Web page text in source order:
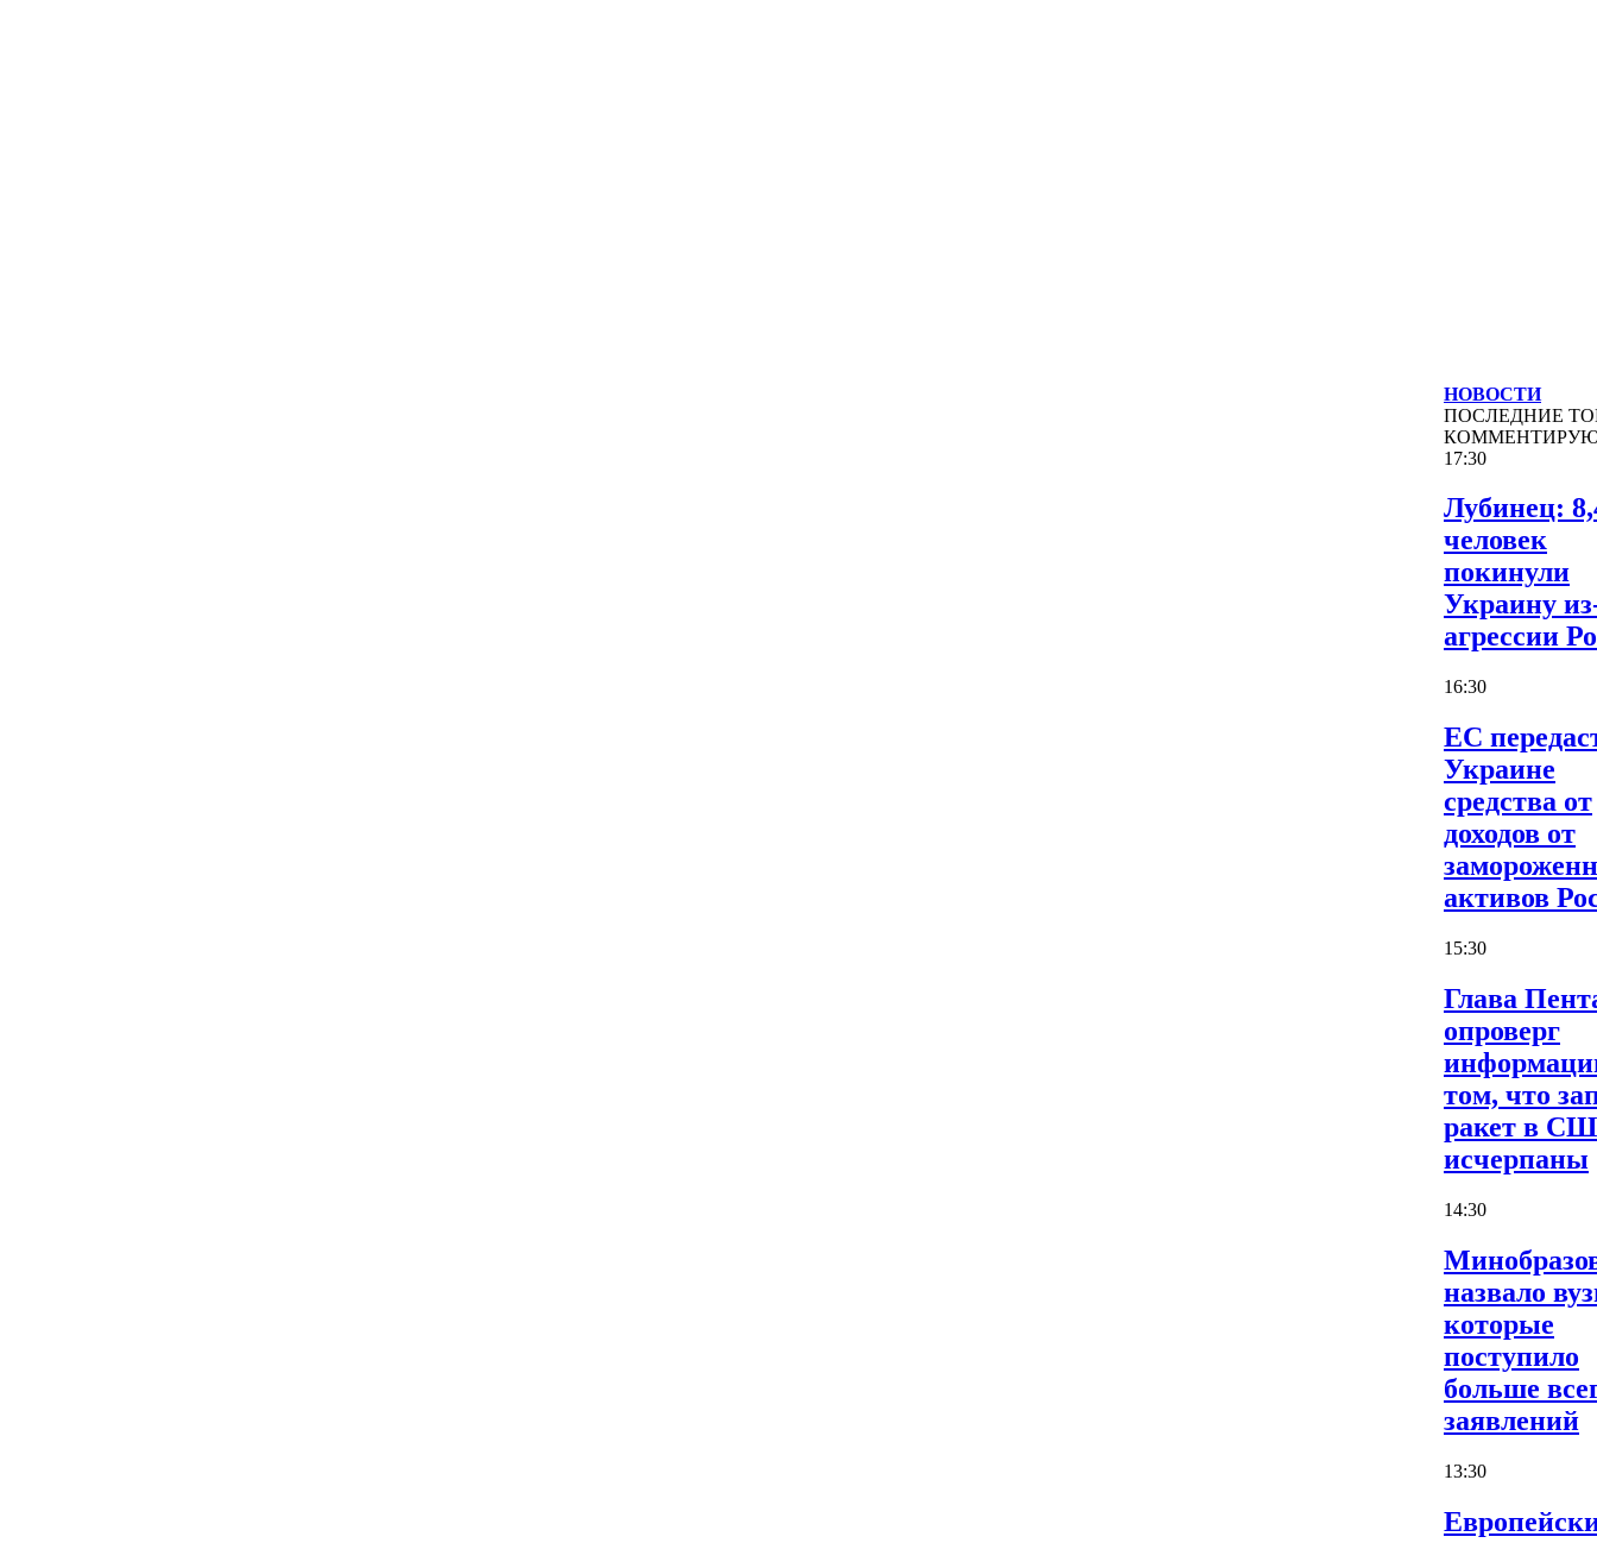
НОВОСТИ
ПОСЛЕДНИЕ
17:30
Лубинец:
человек
покинули
Украину
агрессии
16:30
ЕС
Украине
средства от
доходов от
активов
15:30
Глава
опроверг
том, что
ракет в
исчерпаны
14:30
назвало
которые
поступило
больше
заявлений
13:30